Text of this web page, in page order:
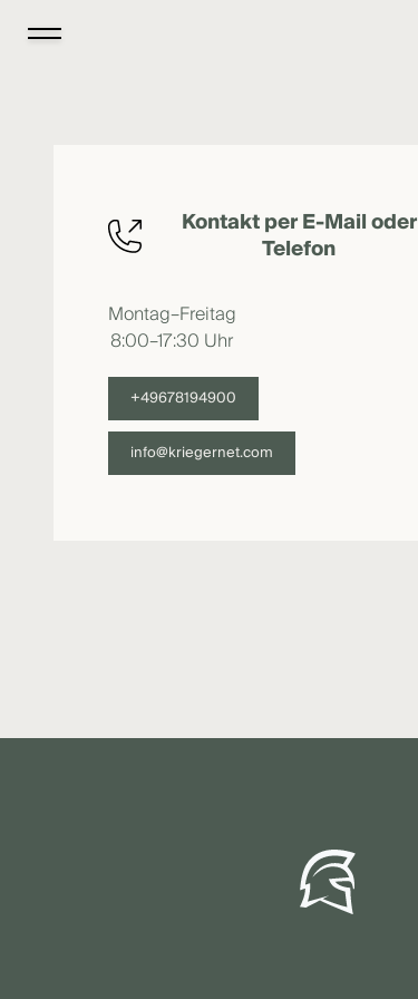
Kontakt per E-Mail oder
Telefon
Montag–Freitag
8:00–17:30 Uhr
+49678194900
info@kriegernet.com